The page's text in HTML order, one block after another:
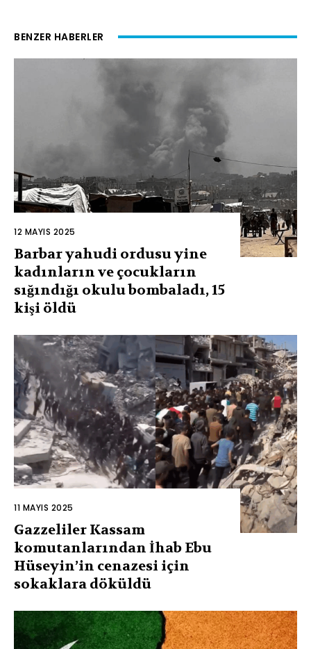
BENZER HABERLER
12 MAYIS 2025
Barbar yahudi ordusu yine
kadınların ve çocukların
sığındığı okulu bombaladı, 15
kişi öldü
11 MAYIS 2025
Gazzeliler Kassam
komutanlarından İhab Ebu
Hüseyin’in cenazesi için
sokaklara döküldü